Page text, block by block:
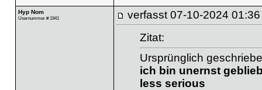
Hyp Nom
Usernummer # 1941 verfasst 07-10-2024 01:36
Zitat:
Ursprünglich
ich bin unernst
less serious